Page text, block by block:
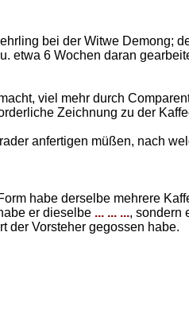
bei der Witwe Demong;
etwa 6 Wochen daran
viel mehr durch
Zeichnung zu der
anfertigen müßen, nach
habe derselbe mehrere
er dieselbe ... ... ..., sondern
der Vorsteher gegossen habe.